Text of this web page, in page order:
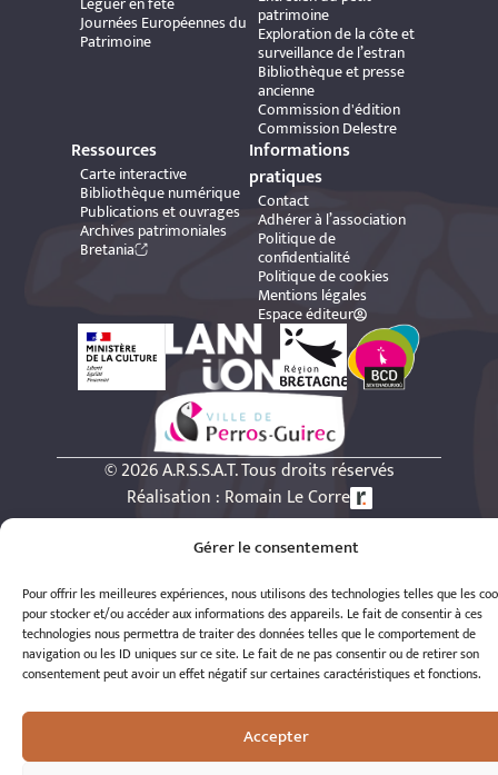
Gérer le consentement
Pour offrir les meilleures expériences, nous utilisons des technologies telles que les
pour stocker et/ou accéder aux informations des appareils. Le fait de consentir à ces
technologies nous permettra de traiter des données telles que le comportement de
navigation ou les ID uniques sur ce site. Le fait de ne pas consentir ou de retirer son
consentement peut avoir un effet négatif sur certaines caractéristiques et fonctions.
Accepter
Journées Européennes du
Patrimoine
patrimoine
Exploration de la côte et
surveillance de l’estran
Bibliothèque et presse
ancienne
Commission d'édition
Commission Delestre
Ressources
Carte interactive
Bibliothèque numérique
Publications et ouvrages
Archives patrimoniales
Bretania
Informations
pratiques
Contact
Adhérer à l’association
Politique de
confidentialité
Politique de cookies
Mentions légales
Espace éditeur
© 2026 A.R.S.S.A.T. Tous droits réservés
Réalisation : Romain Le Corre